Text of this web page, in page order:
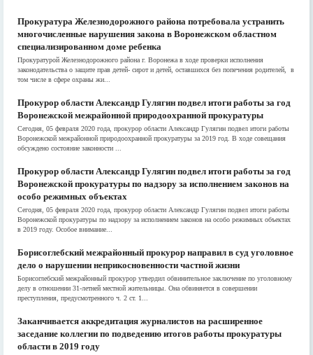
Прокуратура Железнодорожного района потребовала устранить
многочисленные нарушения закона в Воронежском областном
специализированном доме ребенка
Прокуратурой Железнодорожного района г. Воронежа в ходе проверки исполнения
законодательства о защите прав детей- сирот и детей, оставшихся без попечения родителей, в
том числе в сфере охраны жи...
Прокурор области Александр Гулягин подвел итоги работы за год
Воронежской межрайонной природоохранной прокуратуры
Сегодня, 05 февраля 2020 года, прокурор области Александр Гулягин подвел итоги работы
Воронежской межрайонной природоохранной прокуратуры за 2019 год. В ходе совещания
обсуждено состояние законности ...
Прокурор области Александр Гулягин подвел итоги работы за год
Воронежской прокуратуры по надзору за исполнением законов на
особо режимных объектах
Сегодня, 05 февраля 2020 года, прокурор области Александр Гулягин подвел итоги работы
Воронежской прокуратуры по надзору за исполнением законов на особо режимных объектах
в 2019 году. Особое внимание...
Борисоглебский межрайонный прокурор направил в суд уголовное
дело о нарушении неприкосновенности частной жизни
Борисоглебский межрайонный прокурор утвердил обвинительное заключение по уголовному
делу в отношении 31-летней местной жительницы. Она обвиняется в совершении
преступления, предусмотренного ч. 2 ст. 1...
Заканчивается аккредитация журналистов на расширенное
заседание коллегии по подведению итогов работы прокуратуры
области в 2019 году